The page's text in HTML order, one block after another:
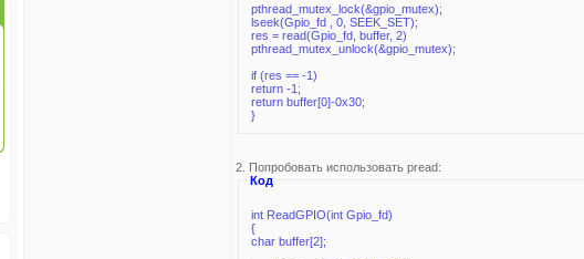
pthread_mutex_lock(&gpio_mutex);
lseek(Gpio_fd , 0, SEEK_SET);
res = read(Gpio_fd, buffer, 2)
pthread_mutex_unlock(&gpio_mutex);
if (res == -1)
return -1;
return buffer[0]-0x30;
}
2. Попробовать использовать pread:
Код
int ReadGPIO(int Gpio_fd)
{
char buffer[2];